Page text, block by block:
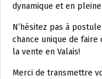
dynamique et en
N’hésitez pas à
chance unique de
la vente en Valais!
Merci de transmettre